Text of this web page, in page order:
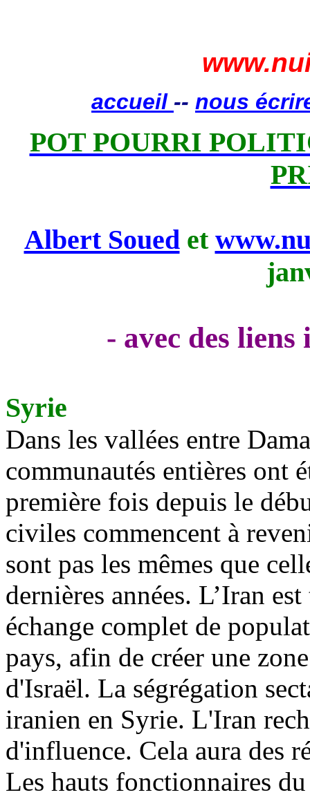
accueil -- nous
POT POURRI
Albert Souedet
- avec des
Syrie
Dans les vallées entre
communautés entières ont
première fois depuis le
civiles commencent à
sont pas les mêmes que
dernières années. L’Iran
échange complet de
pays, afin de créer une
d'Israël. La ségrégation
iranien en Syrie. L'Iran
d'influence. Cela aura des
Les hauts fonctionnaires